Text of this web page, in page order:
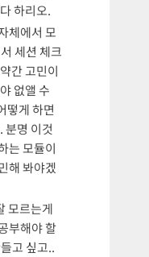
하리오.
체에서 모
세션 체크
간 고민이
없앨 수
떻게 하면
명 이것
는 모듈이
해 봐야겠
모르는게
부해야 할
고 싶고..